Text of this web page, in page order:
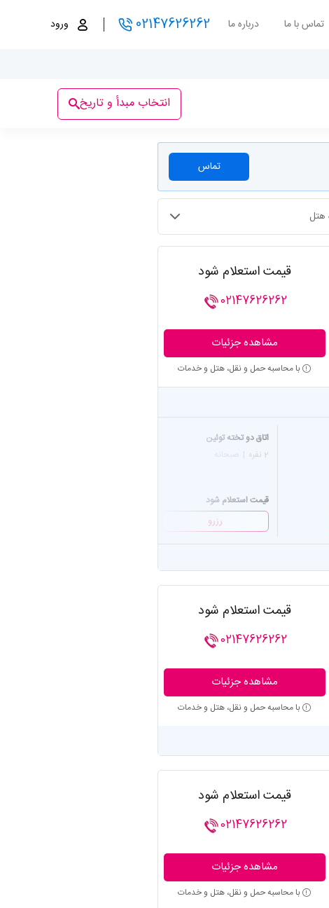
تماس با ما درباره ما 02147626262 ورود
انتخاب مبدأ و تاریخ
تماس
قیمت استعلام شود
02147626262
مشاهده جزئیات
با محاسبه حمل و نقل، هتل و خدمات
اتاق دو تخته توئین
2 نفره
| صبحانه
قیمت استعلام شود
رزرو
قیمت استعلام شود
02147626262
مشاهده جزئیات
با محاسبه حمل و نقل، هتل و خدمات
قیمت استعلام شود
02147626262
مشاهده جزئیات
با محاسبه حمل و نقل، هتل و خدمات